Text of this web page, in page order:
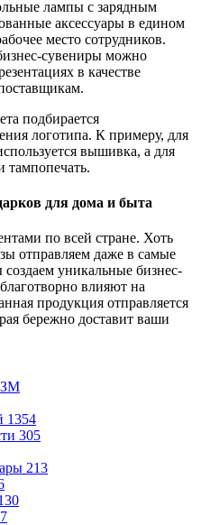
лампы с зарядным
аксессуары в едином
место сотрудников.
сувениры можно
в качестве
подбирается
логотипа. К примеру, для
вышивка, а для
тампопечать.
для дома и быта
по всей стране. Хоть
отправляем даже в самые
уникальные бизнес-
влияют на
продукция отправляется
бережно доставит ваши
1354
305
213